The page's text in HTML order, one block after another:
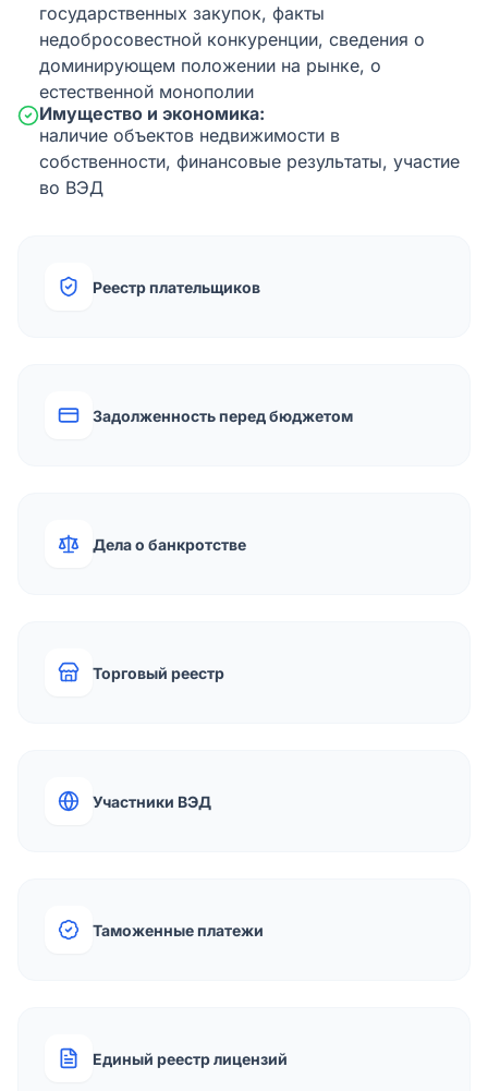
государственных закупок, факты
недобросовестной конкуренции, сведения о
доминирующем положении на рынке, о
естественной монополии
Имущество и экономика:
наличие объектов недвижимости в
собственности, финансовые результаты, участие
во ВЭД
Реестр плательщиков
Задолженность перед бюджетом
Дела о банкротстве
Торговый реестр
Участники ВЭД
Таможенные платежи
Единый реестр лицензий